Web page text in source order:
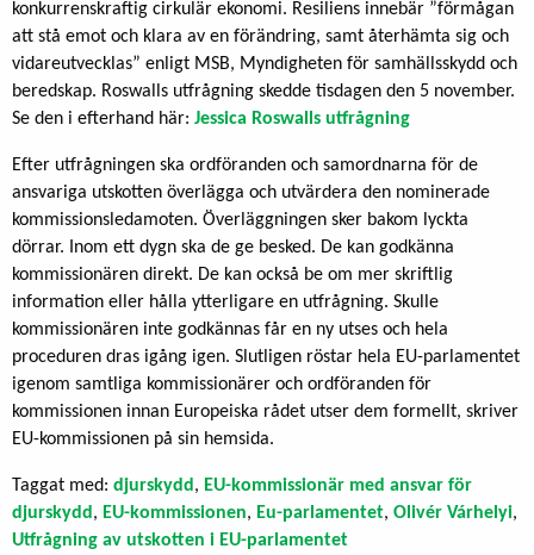
konkurrenskraftig cirkulär ekonomi. Resiliens innebär ”förmågan
att stå emot och klara av en förändring, samt återhämta sig och
vidareutvecklas” enligt MSB, Myndigheten för samhällsskydd och
beredskap. Roswalls utfrågning skedde tisdagen den 5 november.
Se den i efterhand här: Jessica Roswalls utfrågning
Efter utfrågningen ska ordföranden och samordnarna för de
ansvariga utskotten överlägga och utvärdera den nominerade
kommissionsledamoten. Överläggningen sker bakom lyckta
dörrar. Inom ett dygn ska de ge besked. De kan godkänna
kommissionären direkt. De kan också be om mer skriftlig
information eller hålla ytterligare en utfrågning. Skulle
kommissionären inte godkännas får en ny utses och hela
proceduren dras igång igen. Slutligen röstar hela EU-parlamentet
igenom samtliga kommissionärer och ordföranden för
kommissionen innan Europeiska rådet utser dem formellt, skriver
EU-kommissionen på sin hemsida.
Taggat med: djurskydd , EU-kommissionär med ansvar för
djurskydd , EU-kommissionen, Eu-parlamentet, Olivér Várhelyi,
Utfrågning av utskotten i EU-parlamentet